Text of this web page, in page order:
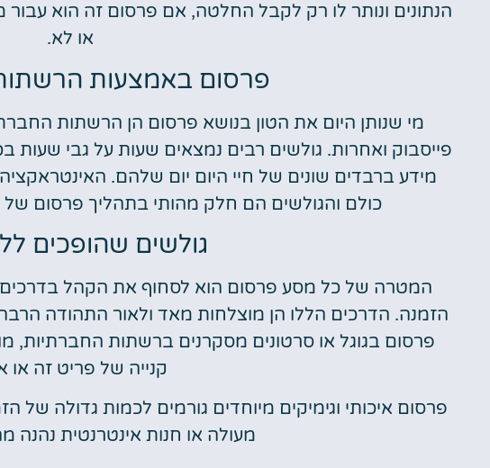
הנתונים ונותר לו רק לקבל החלטה, אם פרסום זה הוא עבור
או לא.
פרסום באמצעות
מי שנותן היום את הטון בנושא פרסום הן הרשתות
פייסבוק ואחרות. גולשים רבים נמצאים שעות על גבי שעות
מידע ברבדים שונים של חיי היום יום שלהם.
כולם והגולשים הם חלק מהותי בתהליך פרסום
גולשים שהופכים
המטרה של כל מסע פרסום הוא לסחוף את הקהל בדרכים
הזמנה. הדרכים הללו הן מוצלחות מאד ולאור התהודה
פרסום בגוגל או סרטונים מסקרנים ברשתות החברתיות,
קנייה של פריט זה או
פרסום איכותי וגימיקים מיוחדים גורמים לכמות גדולה של
מעולה או חנות אינטרנטית נהנה